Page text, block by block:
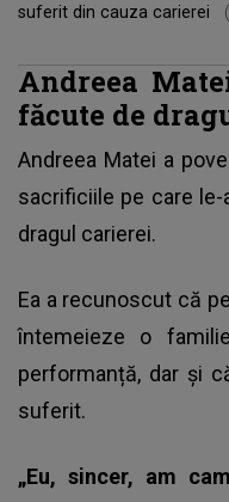
suferit din cauza carierei
Andreea
făcute de
Andreea Matei a
sacrificiile pe care
dragul carierei.
Ea a recunoscut că
întemeieze o
performanță, dar și
suferit.
„Eu, sincer, am